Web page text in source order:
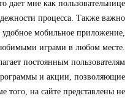
дает мне как пользовательнице
процесса. Также важно
удобное мобильное приложение,
играми в любом месте.
постоянным пользователям
и акции, позволяющие
на сайте представлены не